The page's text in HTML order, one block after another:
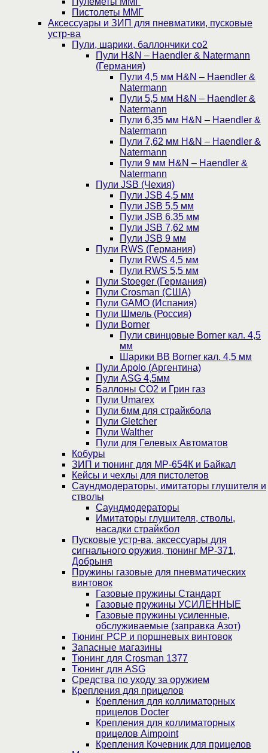
Пистолеты ММГ
Аксессуары и ЗИП для пневматики, пусковые
устр-ва
Пули, шарики, баллончики со2
Пули H&N – Haendler & Natermann
(Германия)
Пули 4,5 мм H&N – Haendler &
Natermann
Пули 5,5 мм H&N – Haendler &
Natermann
Пули 6,35 мм H&N – Haendler &
Natermann
Пули 7,62 мм H&N – Haendler &
Natermann
Пули 9 мм H&N – Haendler &
Natermann
Пули JSB (Чехия)
Пули JSB 4,5 мм
Пули JSB 5,5 мм
Пули JSB 6,35 мм
Пули JSB 7,62 мм
Пули JSB 9 мм
Пули RWS (Германия)
Пули RWS 4,5 мм
Пули RWS 5,5 мм
Пули Stoeger (Германия)
Пули Crosman (США)
Пули GAMO (Испания)
Пули Шмель (Россия)
Пули Borner
Пули свинцовые Borner кал. 4,5
мм
Шарики BB Borner кал. 4,5 мм
Пули Apolo (Аргентина)
Пули ASG 4,5мм
Баллоны CO2 и Грин газ
Пули Umarex
Пули 6мм для страйкбола
Пули Gletcher
Пули Walther
Пули для Гелевых Автоматов
Кобуры
ЗИП и тюнинг для МР-654К и Байкал
Кейсы и чехлы для пистолетов
Саундмодераторы, имитаторы глушителя и
стволы
Саундмодераторы
Имитаторы глушителя, стволы,
насадки страйкбол
Пусковые устр-ва, аксессуары для
сигнального оружия, тюнинг МР-371,
Добрыня
Пружины газовые для пневматических
винтовок
Газовые пружины Стандарт
Газовые пружины УСИЛЕННЫЕ
Газовые пружины усиленные,
обслуживаемые (заправка Азот)
Тюнинг PCP и поршневых винтовок
Запасные магазины
Тюнинг для Crosman 1377
Тюнинг для ASG
Средства по уходу за оружием
Крепления для прицелов
Крепления для коллиматорных
прицелов Docter
Крепления для коллиматорных
прицелов Aimpoint
Крепления Кочевник для прицелов